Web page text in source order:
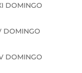
DOMINGO
DOMINGO
DOMINGO